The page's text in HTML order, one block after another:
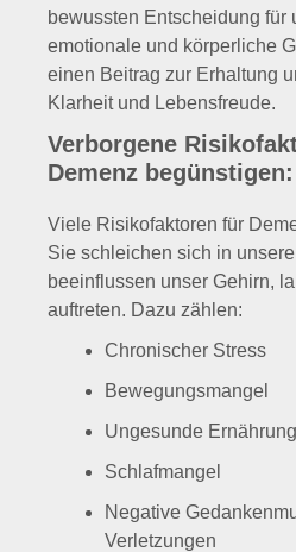
bewussten Entscheidung für
emotionale und körperliche
einen Beitrag zur Erhaltung
Klarheit und Lebensfreude.
Verborgene
Demenz begünstigen:
Viele Risikofaktoren für
Sie schleichen sich in
beeinflussen unser Gehirn,
auftreten. Dazu zählen:
Chronischer Stress
Bewegungsmangel
Ungesunde Ernährung
Schlafmangel
Negative
Verletzungen